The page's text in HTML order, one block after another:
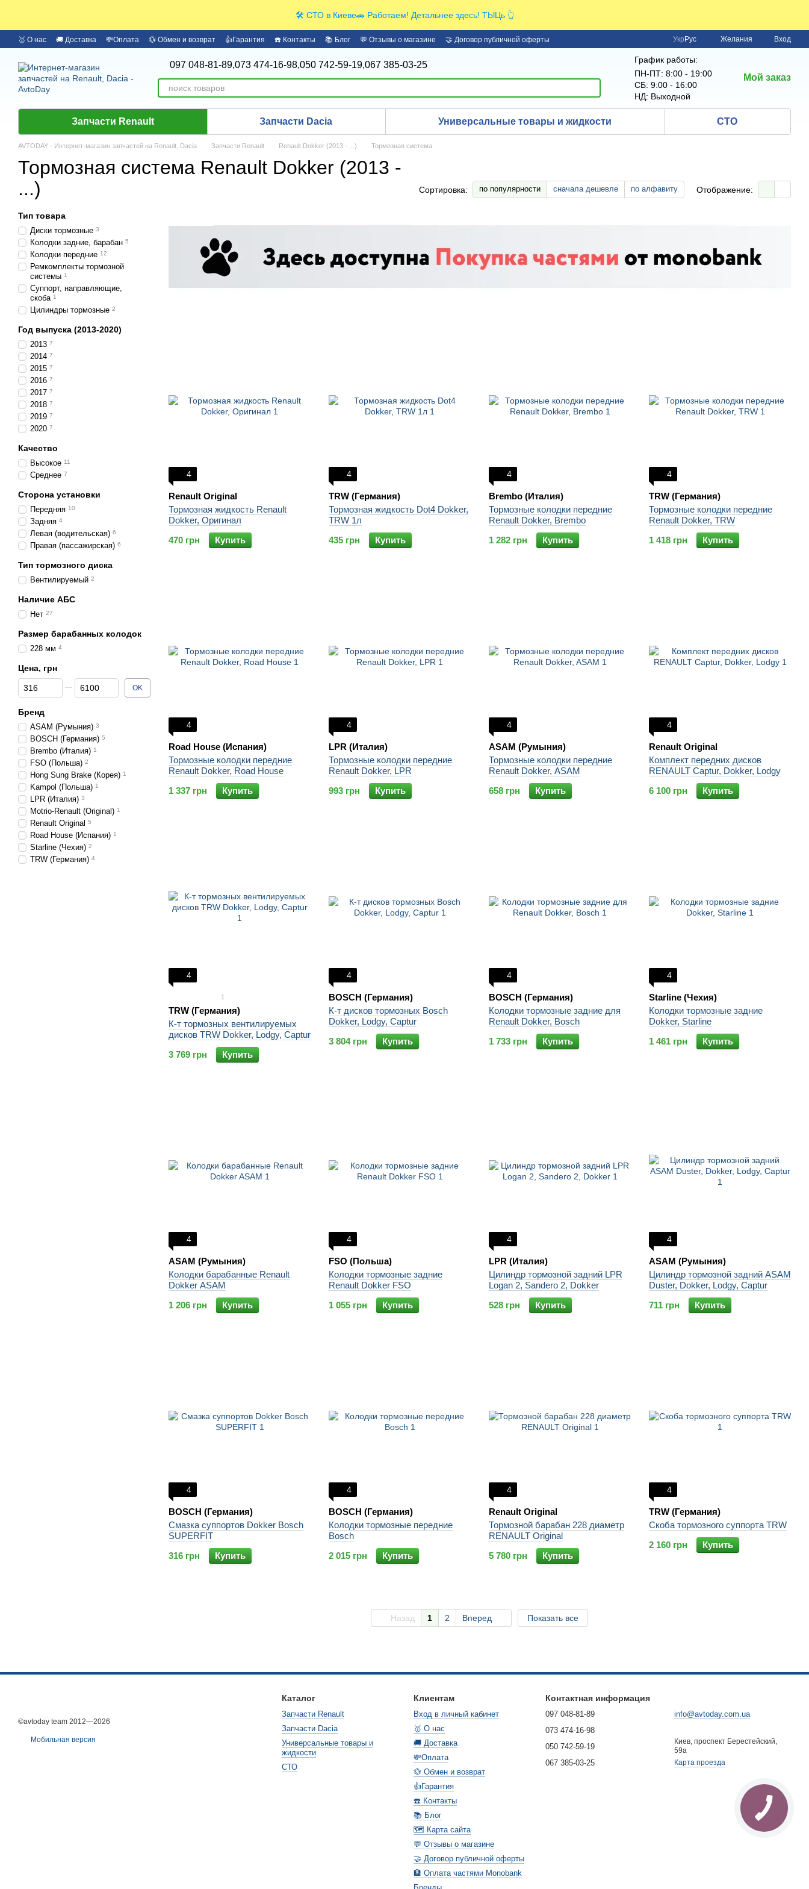
🛠️ СТО в Киеве🚗 Работаем! Детальнее здесь! ТЫЦь 👆
🥇 О нас 🚚 Доставка 💸Оплата 💱 Обмен и возврат 👍Гарантия ☎️ Контакты 📚 Блог 💬 Отзывы о магазине
🤝 Договор публичной оферты
Укр Рус Желания Вход
097 048-81-89,073 474-16-98,050 742-59-19,067 385-03-25
График работы:
ПН-ПТ: 8:00 - 19:00
СБ: 9:00 - 16:00
НД: Выходной
Мой заказ
Запчасти Renault Запчасти Dacia Универсальные товары и жидкости СТО
AVTODAY - Интернет-магазин запчастей на Renault, Dacia Запчасти Renault Renault Dokker (2013 - ...) Тормозная система
Тормозная система Renault Dokker (2013 -
...)
Сортировка: по популярности сначала дешевле по алфавиту Отображение:
4
Renault Original
Тормозная жидкость Renault
Dokker, Оригинал
470 грн
Купить
4
TRW (Германия)
Тормозная жидкость Dot4 Dokker,
TRW 1л
435 грн
Купить
4
Brembo (Италия)
Тормозные колодки передние
Renault Dokker, Brembo
1 282 грн
Купить
4
TRW (Германия)
Тормозные колодки передние
Renault Dokker, TRW
1 418 грн
Купить
4
Road House (Испания)
Тормозные колодки передние
Renault Dokker, Road House
1 337 грн
Купить
4
LPR (Италия)
Тормозные колодки передние
Renault Dokker, LPR
993 грн
Купить
4
ASAM (Румыния)
Тормозные колодки передние
Renault Dokker, ASAM
658 грн
Купить
4
Renault Original
Комплект передних дисков
RENAULT Captur, Dokker, Lodgy
6 100 грн
Купить
4
1
TRW (Германия)
К-т тормозных вентилируемых
дисков TRW Dokker, Lodgy, Captur
3 769 грн
Купить
4
BOSCH (Германия)
К-т дисков тормозных Bosch
Dokker, Lodgy, Captur
3 804 грн
Купить
4
BOSCH (Германия)
Колодки тормозные задние для
Renault Dokker, Bosch
1 733 грн
Купить
4
Starline (Чехия)
Колодки тормозные задние
Dokker, Starline
1 461 грн
Купить
4
ASAM (Румыния)
Колодки барабанные Renault
Dokker ASAM
1 206 грн
Купить
4
FSO (Польша)
Колодки тормозные задние
Renault Dokker FSO
1 055 грн
Купить
4
LPR (Италия)
Цилиндр тормозной задний LPR
Logan 2, Sandero 2, Dokker
528 грн
Купить
4
ASAM (Румыния)
Цилиндр тормозной задний ASAM
Duster, Dokker, Lodgy, Captur
711 грн
Купить
4
BOSCH (Германия)
Смазка суппортов Dokker Bosch
SUPERFIT
316 грн
Купить
4
BOSCH (Германия)
Колодки тормозные передние
Bosch
2 015 грн
Купить
4
Renault Original
Тормозной барабан 228 диаметр
RENAULT Original
5 780 грн
Купить
4
TRW (Германия)
Скоба тормозного суппорта TRW
2 160 грн
Купить
Назад 1 2 Вперед Показать все
Тип товара
Диски тормозные 3
Колодки задние, барабан 5
Колодки передние 12
Ремкомплекты тормозной
системы 1
Суппорт, направляющие,
скоба 1
Цилиндры тормозные 2
Год выпуска (2013-2020)
2013 7
2014 7
2015 7
2016 7
2017 7
2018 7
2019 7
2020 7
Качество
Высокое 11
Среднее 7
Сторона установки
Передняя 10
Задняя 4
Левая (водительская) 6
Правая (пассажирская) 6
Тип тормозного диска
Вентилируемый 2
Наличие АБС
Нет 27
Размер барабанных колодок
228 мм 4
Цена, грн
От Цена, грн
До Цена, грн OK
Бренд
ASAM (Румыния) 3
BOSCH (Германия) 5
Brembo (Италия) 1
FSO (Польша) 2
Hong Sung Brake (Корея) 1
Kampol (Польша) 1
LPR (Италия) 3
Motrio-Renault (Original) 1
Renault Original 5
Road House (Испания) 1
Starline (Чехия) 2
TRW (Германия) 4
©avtoday team 2012—2026
Мобильная версия
Каталог
Запчасти Renault
Запчасти Dacia
Универсальные товары и
жидкости
СТО
Клиентам
Вход в личный кабинет
🥇 О нас
🚚 Доставка
💸Оплата
💱 Обмен и возврат
👍Гарантия
☎️ Контакты
📚 Блог
🗺️ Карта сайта
💬 Отзывы о магазине
🤝 Договор публичной оферты
🏦 Оплата частями Monobank
Контактная информация
097 048-81-89
073 474-16-98
050 742-59-19
067 385-03-25
info@avtoday.com.ua
Киев, проспект Берестейский,
59а
Карта проезда